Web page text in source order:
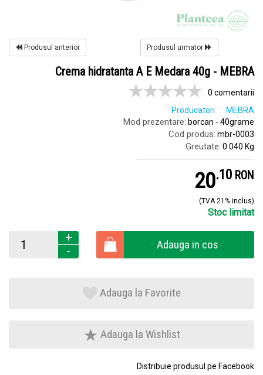
Produsul anterior Produsul urmator
Crema hidratanta A E Medara 40g - MEBRA
0 comentarii
Producatori
MEBRA
Mod prezentare: borcan - 40grame
Cod produs: mbr-0003
Greutate: 0.040 Kg
20.1 RON
(TVA 21% inclus)
Stoc limitat
+
-
Adauga in cos
Adauga la Favorite
Adauga la Wishlist
Distribuie produsul pe Facebook